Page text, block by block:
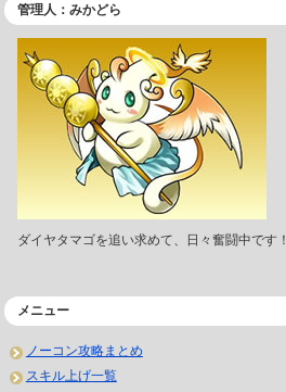
管理人：みかどら
ダイヤタマゴを追い求めて、日々奮闘中です！
メニュー
ノーコン攻略まとめ
スキル上げ一覧